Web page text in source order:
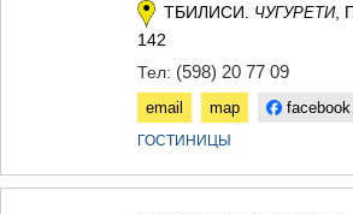
МЦХЕТА-МТИАНЕТИ
ТИАНЕТИ
ТБИЛИСИ. ЧУГУРЕТИ,
142
Тел: (598) 20 77 09
email map facebook
ГОСТИНИЦЫ